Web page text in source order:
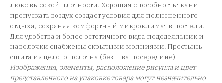
люкс высокой плотности. Хорошая способность ткани
пропускать воздух создает условия для полноценного
отдыха, сохраняя комфортный микроклимат в постели.
Для удобства и более эстетичного вида пододеяльник и
наволочки снабжены скрытыми молниями. Простынь
сшита из целого полотна (без шва посередине)
Изображения, элементы, расположение рисунка и цвет
представленного на упаковке товара могут незначительно